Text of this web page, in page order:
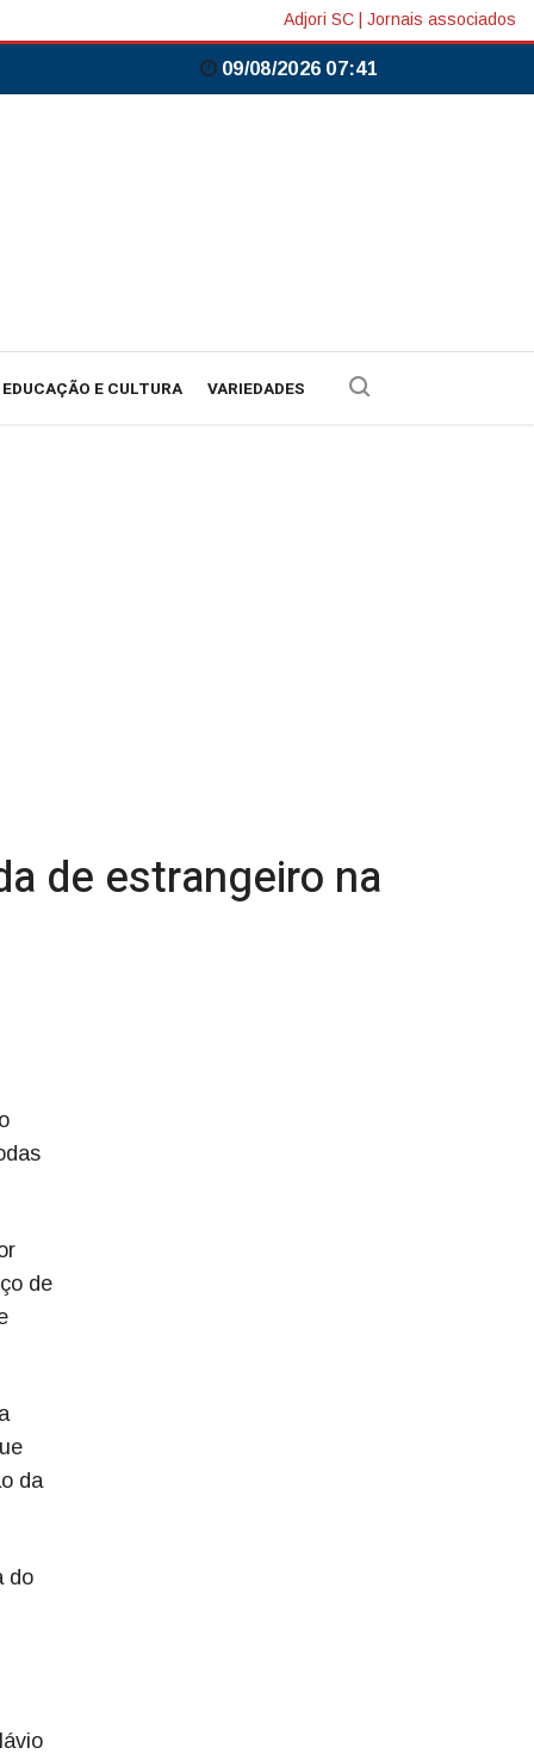
Adjori SC Jornais associados
09/08/2026 07:41
EDUCAÇÃO E CULTURA VARIEDADES
de estrangeiro na
de
da
do